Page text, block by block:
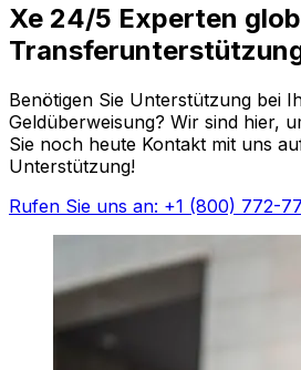
Xe 24/5 Experten
Benötigen Sie Unterstützung bei
Geldüberweisung? Wir sind hier,
Sie noch heute Kontakt mit uns
Unterstützung!
Rufen Sie uns an: +1 (800) 772-